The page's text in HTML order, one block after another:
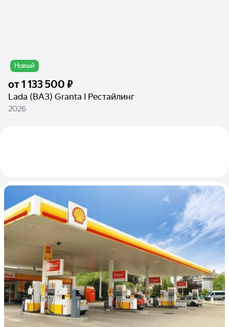
Новый
от1 133 500 ₽
Lada (ВАЗ) Granta I Рестайлинг
2026